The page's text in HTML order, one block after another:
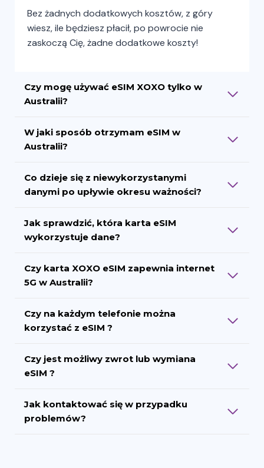
Bez żadnych dodatkowych kosztów, z góry
wiesz, ile będziesz płacił, po powrocie nie
zaskoczą Cię, żadne dodatkowe koszty!
Czy mogę używać eSIM XOXO tylko w
Australii?
W jaki sposób otrzymam eSIM w
Australii?
Co dzieje się z niewykorzystanymi
danymi po upływie okresu ważności?
Jak sprawdzić, która karta eSIM
wykorzystuje dane?
Czy karta XOXO eSIM zapewnia internet
5G w Australii?
Czy na każdym telefonie można
korzystać z eSIM ?
Czy jest możliwy zwrot lub wymiana
eSIM ?
Jak kontaktować się w przypadku
problemów?